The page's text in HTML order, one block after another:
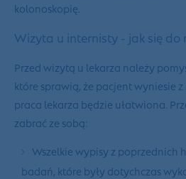
kolonoskopię.
Wizyta u internisty - jak się do
Przed wizytą u lekarza należy
które sprawią, że pacjent wyniesie
praca lekarza będzie ułatwiona.
zabrać ze sobą:
Wszelkie wypisy z poprzednich
badań, które były dotychczas